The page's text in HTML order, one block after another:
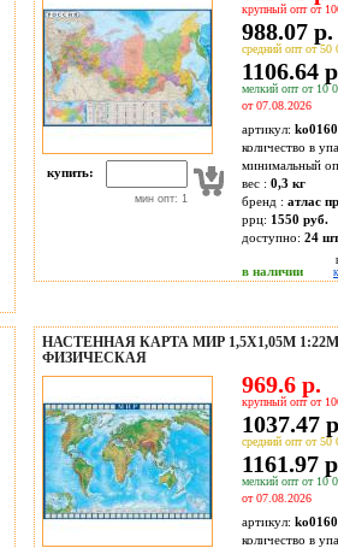
купить:
мин опт: 1
крупный опт от
988.07 р.
средний опт от 50
1106.64
мелкий опт от 10
от 07.08.2026
артикул:
количество в
минимальный
вес : 0,3 кг
бренд : атлас
ррц: 1550 руб.
доступно: 24 шт
в наличии
НАСТЕННАЯ КАРТА МИР 1,5Х1,05М
ФИЗИЧЕСКАЯ
969.6 р.
крупный опт от
1037.47
средний опт от 50
1161.97
мелкий опт от 10
от 07.08.2026
артикул:
количество в